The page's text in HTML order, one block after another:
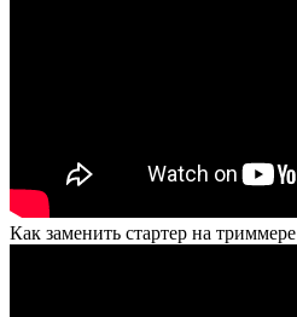
Как заменить стартер на триммере